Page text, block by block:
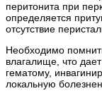
перитонита при
определяется
отсутствие
Необходимо
влагалище, что
гематому,
локальную